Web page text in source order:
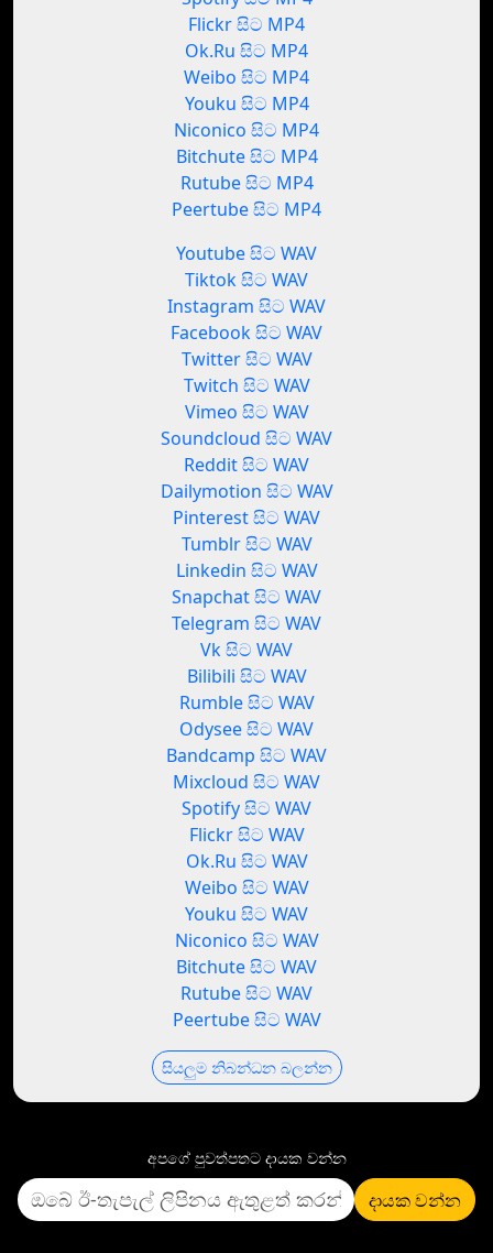
Flickr සිට MP4
Ok.Ru සිට MP4
Weibo සිට MP4
Youku සිට MP4
Niconico සිට MP4
Bitchute සිට MP4
Rutube සිට MP4
Peertube සිට MP4
Youtube සිට WAV
Tiktok සිට WAV
Instagram සිට WAV
Facebook සිට WAV
Twitter සිට WAV
Twitch සිට WAV
Vimeo සිට WAV
Soundcloud සිට WAV
Reddit සිට WAV
Dailymotion සිට WAV
Pinterest සිට WAV
Tumblr සිට WAV
Linkedin සිට WAV
Snapchat සිට WAV
Telegram සිට WAV
Vk සිට WAV
Bilibili සිට WAV
Rumble සිට WAV
Odysee සිට WAV
Bandcamp සිට WAV
Mixcloud සිට WAV
Spotify සිට WAV
Flickr සිට WAV
Ok.Ru සිට WAV
Weibo සිට WAV
Youku සිට WAV
Niconico සිට WAV
Bitchute සිට WAV
Rutube සිට WAV
Peertube සිට WAV
සියලුම නිබන්ධන බලන්න
අපගේ පුවත්පතට දායක වන්න
දායක වන්න